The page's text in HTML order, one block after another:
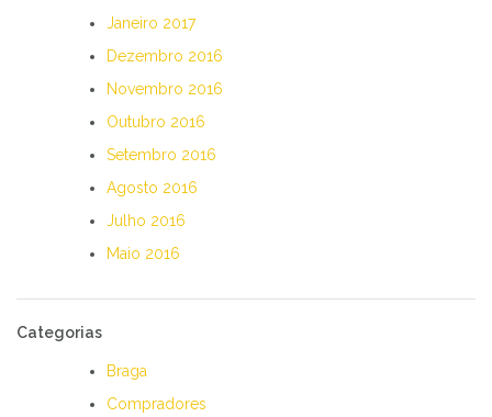
Janeiro 2017
Dezembro 2016
Novembro 2016
Outubro 2016
Setembro 2016
Agosto 2016
Julho 2016
Maio 2016
Categorias
Braga
Compradores